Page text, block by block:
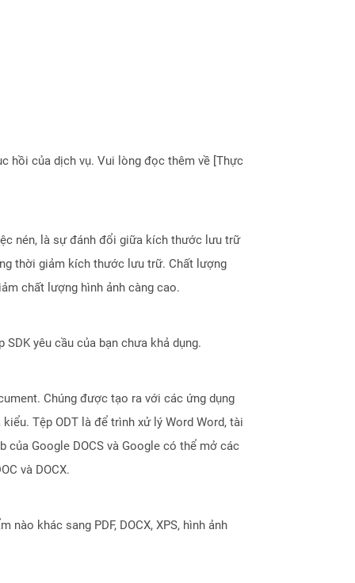
hồi của dịch vụ. Vui lòng đọc thêm về [Thực
nén, là sự đánh đổi giữa kích thước lưu trữ
thời giảm kích thước lưu trữ. Chất lượng
chất lượng hình ảnh càng cao.
yêu cầu của bạn chưa khả dụng.
Chúng được tạo ra với các ứng dụng
Tệp ODT là để trình xử lý Word Word, tài
Google DOCS và Google có thể mở các
và DOCX.
khác sang PDF, DOCX, XPS, hình ảnh